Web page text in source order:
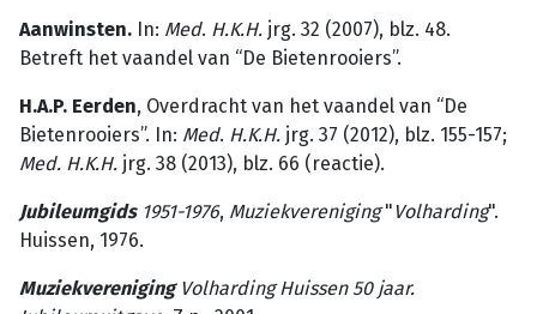
Aanwinsten. In: Med. H.K.H. jrg. 32 (2007), blz. 48.
Betreft het vaandel van “De Bietenrooiers”.
H.A.P. Eerden, Overdracht van het vaandel van “De
Bietenrooiers”. In: Med. H.K.H. jrg. 37 (2012), blz. 155-157;
Med. H.K.H. jrg. 38 (2013), blz. 66 (reactie).
Jubileumgids 1951-1976, Muziekvereniging"Volharding".
Huissen, 1976.
Muziekvereniging Volharding Huissen 50 jaar.